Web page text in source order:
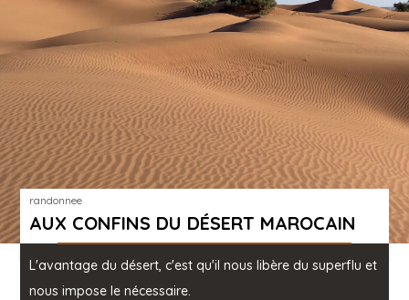
randonnee
AUX CONFINS DU DÉSERT MAROCAIN
L'avantage du désert, c'est qu'il nous libère du superflu et
nous impose le nécessaire.